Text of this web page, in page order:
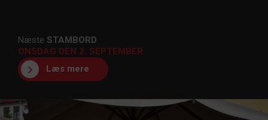
Næste STAMBORD
ONSDAG DEN 2. SEPTEMBER
Læs mere